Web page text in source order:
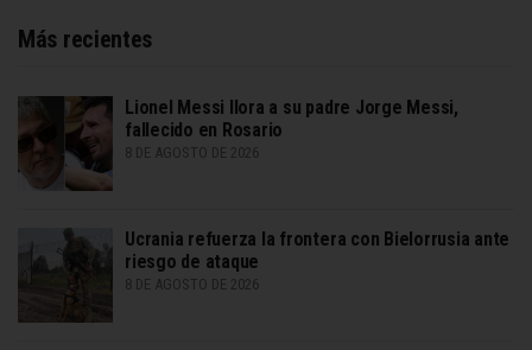
Más recientes
Lionel Messi llora a su padre Jorge Messi,
fallecido en Rosario
8 DE AGOSTO DE 2026
Ucrania refuerza la frontera con Bielorrusia ante
riesgo de ataque
8 DE AGOSTO DE 2026